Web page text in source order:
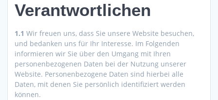
Verantwortlichen
1.1 Wir freuen uns, dass Sie unsere Website besuchen,
und bedanken uns für Ihr Interesse. Im Folgenden
informieren wir Sie über den Umgang mit Ihren
personenbezogenen Daten bei der Nutzung unserer
Website. Personenbezogene Daten sind hierbei alle
Daten, mit denen Sie persönlich identifiziert werden
können.